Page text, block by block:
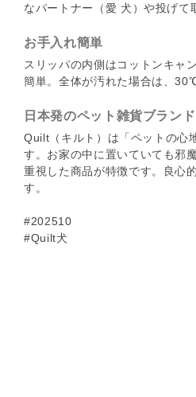
なパートナー（愛 犬）や投げて
お手入れ簡単
スリッパの内側はコットンキャ
簡単。全体が汚れた場合は、
日本発のペット雑貨ブラン
Quilt（キルト）は「ペットの心
す。お家の中に置いていても邪
重視した商品が特徴です。良心
す。
#202510
#Quilt犬